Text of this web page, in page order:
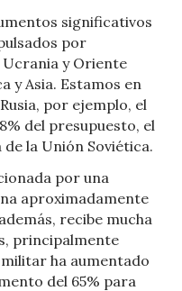
significativos
por
y Oriente
y Asia. Estamos en
por ejemplo, el
del presupuesto, el
la Unión Soviética.
por una
aproximadamente
recibe mucha
principalmente
ha aumentado
del 65% para